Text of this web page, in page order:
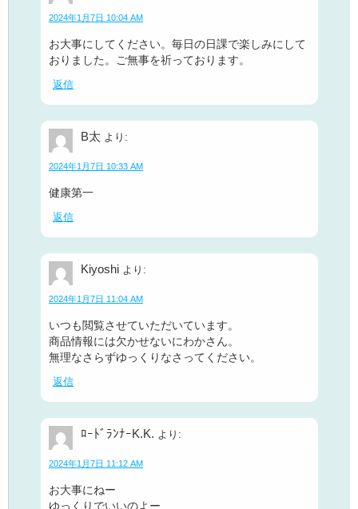
2024年1月7日 10:04 AM
お大事にしてください。毎日の日課で楽しみにして
おりました。ご無事を祈っております。
返信
B太 より:
2024年1月7日 10:33 AM
健康第一
返信
Kiyoshi より:
2024年1月7日 11:04 AM
いつも閲覧させていただいています。
商品情報には欠かせないにわかさん。
無理なさらずゆっくりなさってください。
返信
ﾛｰﾄﾞﾗﾝﾅｰK.K. より:
2024年1月7日 11:12 AM
お大事にねー
ゆっくりでいいのよー